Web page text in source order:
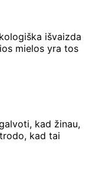
išvaizda
mielos yra tos
kad žinau,
kad tai